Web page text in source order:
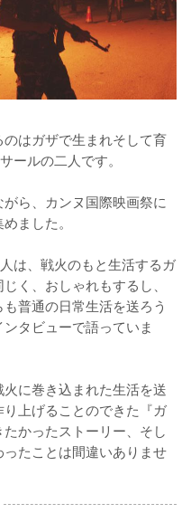
のはガザで生まれそして育
ールの二人です。
ら、カンヌ国際映画祭に
ました。
は、戦火のもと生活するガ
く、おしゃれもするし、
普通の日常生活を送ろう
タビューで語っていま
に巻き込まれた生活を送
上げることのできた『ガ
かったストーリー、そし
たことは間違いありませ